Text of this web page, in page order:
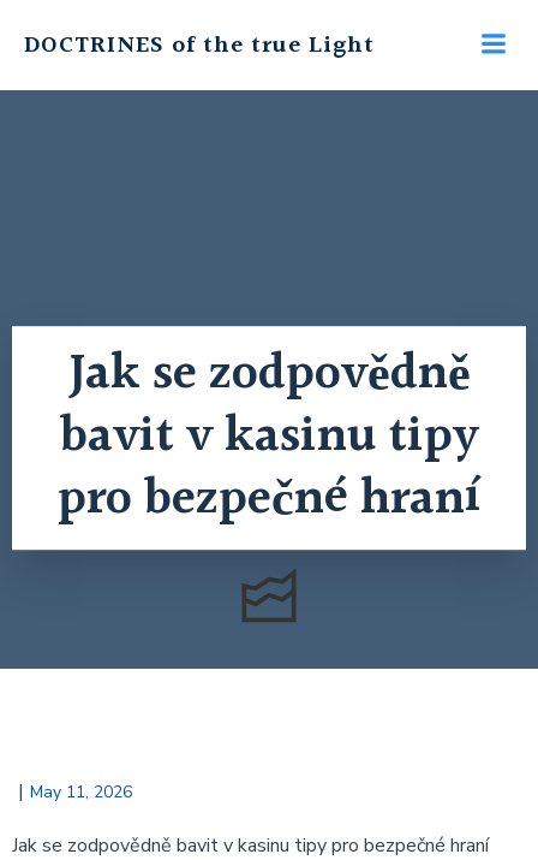
to
DOCTRINES of the true Light
Jak se zodpovědně
bavit v kasinu tipy
pro bezpečné hraní
| May 11, 2026
Jak se zodpovědně bavit v kasinu tipy pro bezpečné hraní